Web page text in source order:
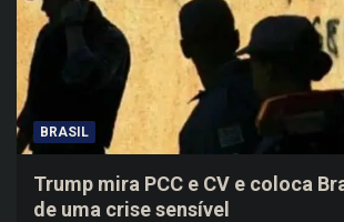
BRASIL
Trump mira PCC e CV e coloca
de uma crise sensível